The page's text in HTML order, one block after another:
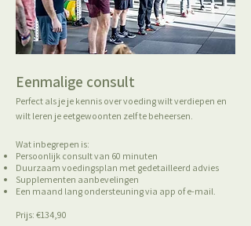
Eenmalige consult
Perfect als je je kennis over voeding wilt verdiepen en
wilt leren je eetgewoonten zelf te beheersen.
Wat inbegrepen is:
Persoonlijk consult van 60 minuten
Duurzaam voedingsplan met gedetailleerd advies
Supplementen aanbevelingen
Een maand lang ondersteuning via app of e-mail.
Prijs: €134,90